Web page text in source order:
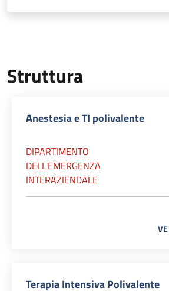
Struttura
Anestesia e TI polivalente
DIPARTIMENTO
DELL'EMERGENZA
INTERAZIENDALE
Terapia Intensiva Polivalente